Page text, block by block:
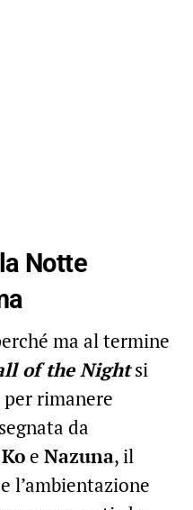
Notte
ma al termine
of the Nightsi
rimanere
da
Koe Nazuna, il
l’ambientazione